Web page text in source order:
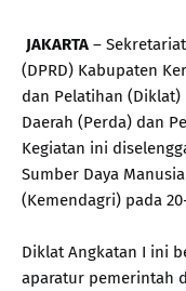
JAKARTA –
(DPRD) Kabupaten
dan Pelatihan (Diklat)
Daerah (Perda) dan
Kegiatan ini
Sumber Daya
(Kemendagri) pada
Diklat Angkatan I ini
aparatur pemerintah